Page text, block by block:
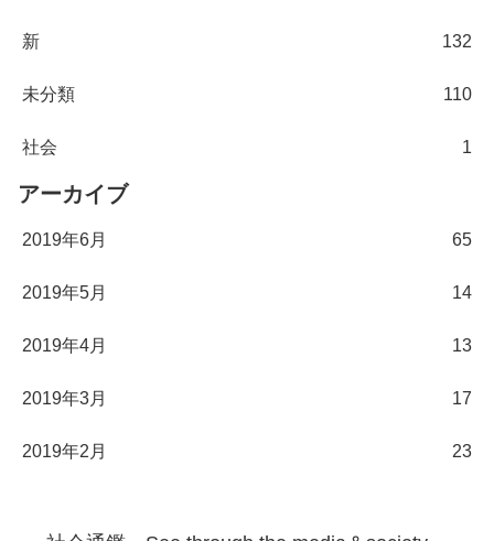
新 132
未分類 110
社会 1
アーカイブ
2019年6月 65
2019年5月 14
2019年4月 13
2019年3月 17
2019年2月 23